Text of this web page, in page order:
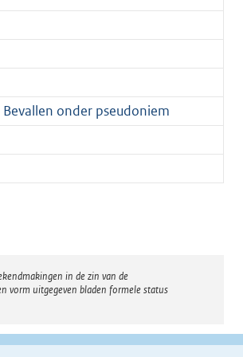
onder pseudoniem
in de zin van de
vorm uitgegeven bladen formele status